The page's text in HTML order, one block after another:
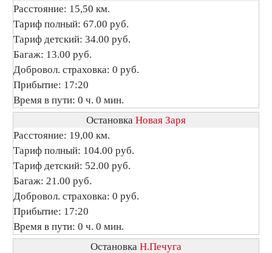
Расстояние: 15,50 км.
Тариф полный: 67.00 руб.
Тариф детский: 34.00 руб.
Багаж: 13.00 руб.
Добровол. страховка: 0 руб.
Прибытие: 17:20
Время в пути: 0 ч. 0 мин.
Остановка Новая Заря
Расстояние: 19,00 км.
Тариф полный: 104.00 руб.
Тариф детский: 52.00 руб.
Багаж: 21.00 руб.
Добровол. страховка: 0 руб.
Прибытие: 17:20
Время в пути: 0 ч. 0 мин.
Остановка Н.Печуга